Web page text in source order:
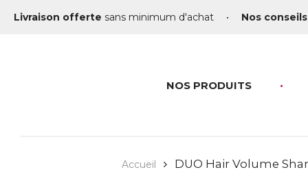
Livraison offerte sans minimum d'achat • Nos
NOS PRODUITS
Accueil DUO Hair Volume